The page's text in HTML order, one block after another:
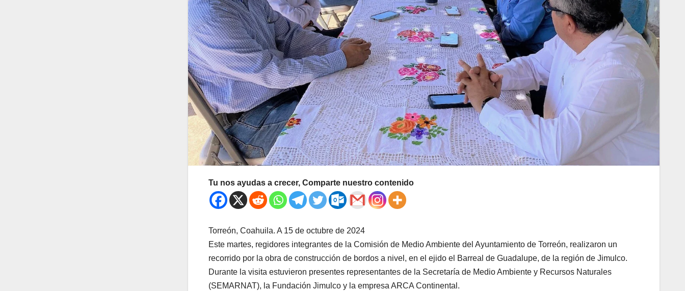
Tu nos ayudas a crecer, Comparte nuestro contenido
Torreón, Coahuila. A 15 de octubre de 2024
Este martes, regidores integrantes de la Comisión de Medio Ambiente del Ayuntamiento de Torreón, realizaron un
recorrido por la obra de construcción de bordos a nivel, en el ejido el Barreal de Guadalupe, de la región de Jimulco.
Durante la visita estuvieron presentes representantes de la Secretaría de Medio Ambiente y Recursos Naturales
(SEMARNAT), la Fundación Jimulco y la empresa ARCA Continental.